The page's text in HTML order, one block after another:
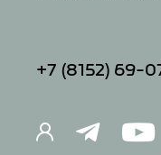
+7 (81 52) 69-